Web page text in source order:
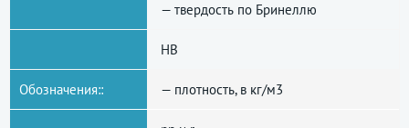
— твердость по Бринеллю
HB
Обозначения:: — плотность, в кг/м3